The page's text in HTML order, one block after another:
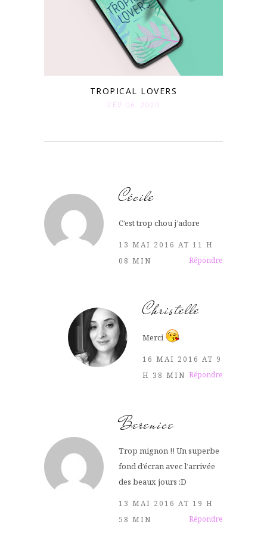
TROPICAL LOVERS
FÉV 06. 2020
Cécile
C’est trop chou j’adore
13 MAI 2016 AT 11 H
08 MIN
Répondre
Christelle
Merci
16 MAI 2016 AT 9
H 38 MIN Répondre
Berenice
Trop mignon !! Un superbe
fond d’écran avec l’arrivée
des beaux jours :D
13 MAI 2016 AT 19 H
58 MIN
Répondre